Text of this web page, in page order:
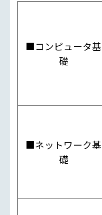
■コンピュータ基
礎
■ネットワーク基
礎